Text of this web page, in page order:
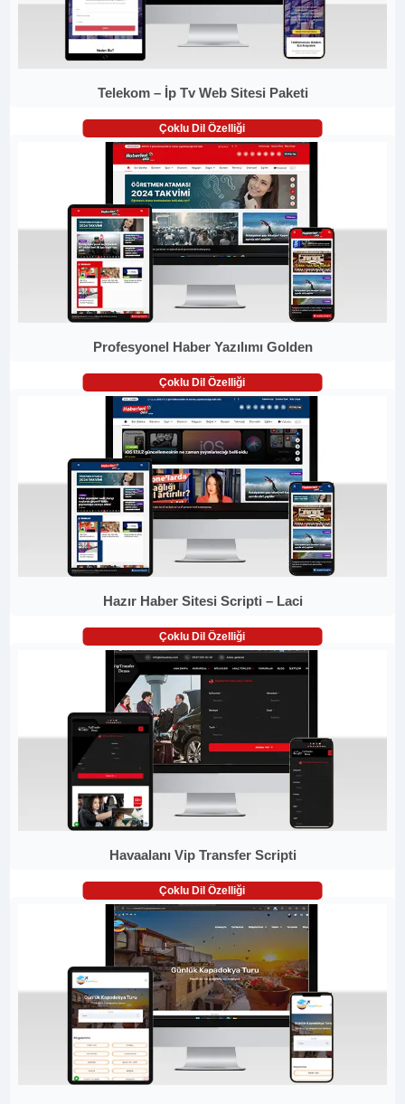
Telekom – İp Tv Web Sitesi Paketi
Çoklu Dil Özelliği
Profesyonel Haber Yazılımı Golden
Çoklu Dil Özelliği
Hazır Haber Sitesi Scripti – Laci
Çoklu Dil Özelliği
Havaalanı Vip Transfer Scripti
Çoklu Dil Özelliği